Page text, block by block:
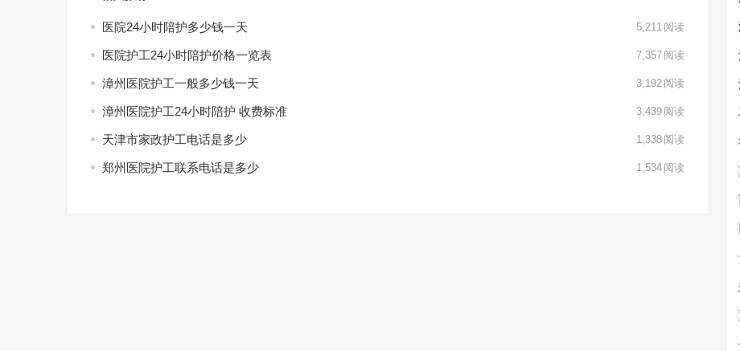
医院24小时陪护多少钱一天 5,211 阅读
医院护工24小时陪护价格一览表 7,357 阅读
漳州医院护工一般多少钱一天 3,192 阅读
漳州医院护工24小时陪护 收费标准 3,439 阅读
天津市家政护工电话是多少 1,338 阅读
郑州医院护工联系电话是多少 1,534 阅读